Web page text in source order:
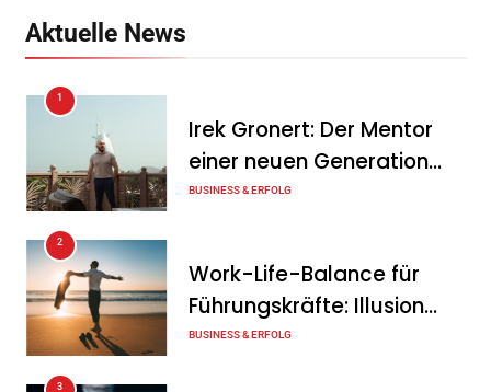
Mitarbeitergespräch pro
Jahr nichts verändert – und
was stattdessen
Verbindlichkeit schafft
Tanja Schiller 7. August 2026
Wenn jede Minute zählt: Wie
Onboard-Kurier-Spezialist
Aktuelle News
1
Irek Gronert: Der Mentor
einer neuen Generation
von Unternehmern
BUSINESS & ERFOLG
2
Work-Life-Balance für
Führungskräfte: Illusion
oder echte Chance?
BUSINESS & ERFOLG
3